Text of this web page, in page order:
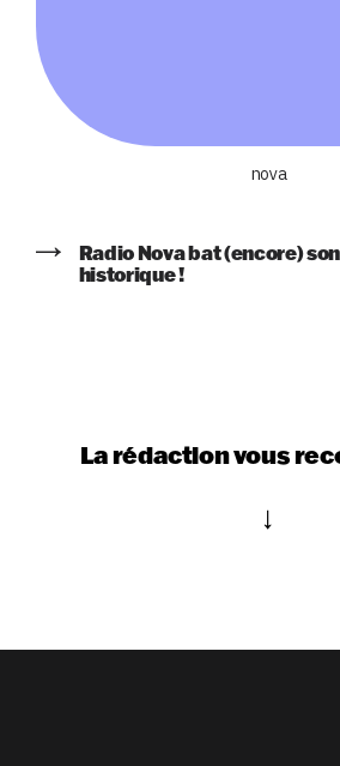
nova
Radio Nova bat (encore)
historique !
La rédaction vous